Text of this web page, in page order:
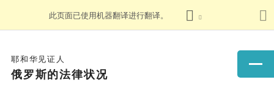
此页面已使用机器翻译进行翻译。
耶和华见证人
俄罗斯的法律状况